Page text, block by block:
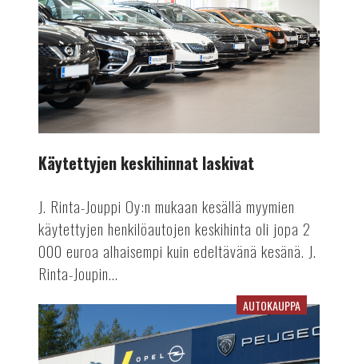
Käytettyjen keskihinnat laskivat
J. Rinta-Jouppi Oy:n mukaan kesällä myymien
käytettyjen henkilöautojen keskihinta oli jopa 2
000 euroa alhaisempi kuin edeltävänä kesänä. J.
Rinta-Joupin...
Agenttimallikin
valikoimassa
AUTOKAUPPA